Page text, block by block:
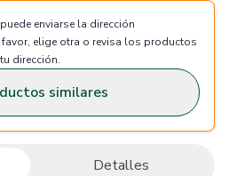
enviarse la dirección
favor, elige otra o revisa los productos
dirección.
similares
Detalles